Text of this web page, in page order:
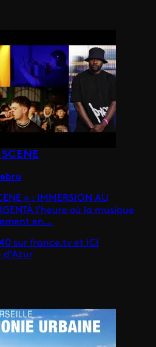
» : IMMERSION AU
l’heure où la musique
en...
sur france.tv et ICI
d'Azur